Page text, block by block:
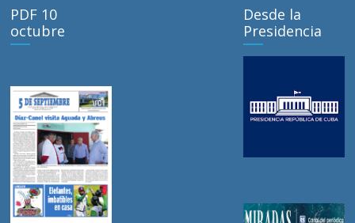
PDF 10
octubre
Desde la
Presidencia